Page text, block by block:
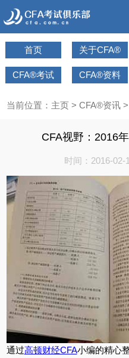
首页 关于CFA®
CFA®考试 CFA®资料
当前位置： 主页> CFA®资讯>
CFA视野：2016
时间：2016-02-
通过高顿财经CFA小编的精心